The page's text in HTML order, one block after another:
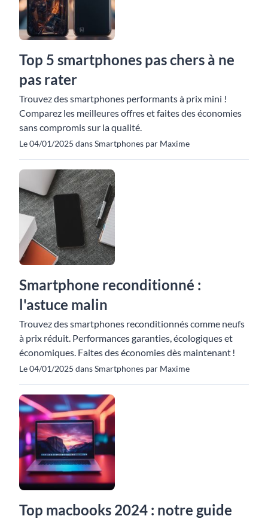
Top 5 smartphones pas chers à ne
pas rater
Trouvez des smartphones performants à prix mini !
Comparez les meilleures offres et faites des économies
sans compromis sur la qualité.
Le 04/01/2025 dans Smartphones par Maxime
Smartphone reconditionné :
l'astuce malin
Trouvez des smartphones reconditionnés comme neufs
à prix réduit. Performances garanties, écologiques et
économiques. Faites des économies dès maintenant !
Le 04/01/2025 dans Smartphones par Maxime
Top macbooks 2024 : notre guide